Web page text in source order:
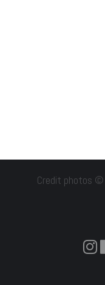
Credit photos ©